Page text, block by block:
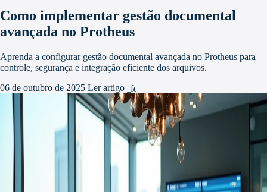
Como implementar gestão documental
avançada no Protheus
Aprenda a configurar gestão documental avançada no Protheus para
controle, segurança e integração eficiente dos arquivos.
06 de outubro de 2025 Ler artigo
arrow_forward